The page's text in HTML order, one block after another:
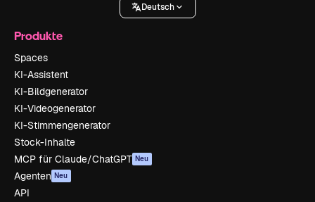
Deutsch
Produkte
Spaces
KI-Assistent
KI-Bildgenerator
KI-Videogenerator
KI-Stimmengenerator
Stock-Inhalte
MCP für Claude/ChatGPT Neu
Agenten Neu
API